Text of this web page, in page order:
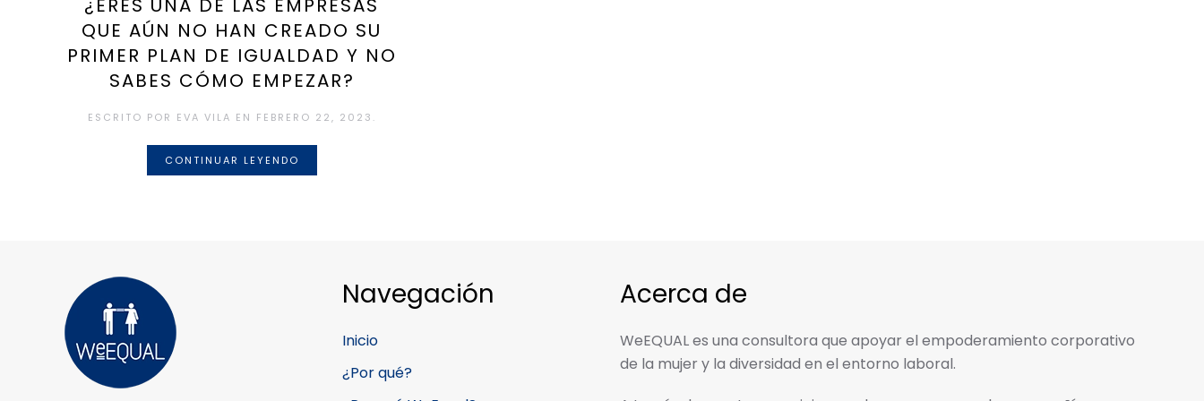
¿ERES UNA DE LAS EMPRESAS
QUE AÚN NO HAN CREADO SU
PRIMER PLAN DE IGUALDAD Y NO
SABES CÓMO EMPEZAR?
ESCRITO POR EVA VILA EN FEBRERO 22, 2023 .
CONTINUAR LEYENDO
Navegación
Inicio
¿Por qué?
Acerca de
WeEQUAL es una consultora que apoyar el empoderamiento corporativo
de la mujer y la diversidad en el entorno laboral.​